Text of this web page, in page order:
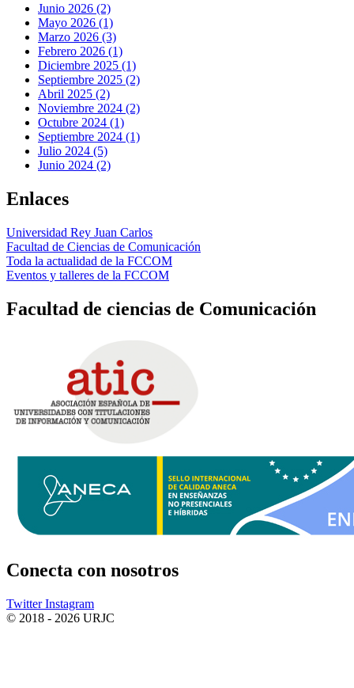
Junio 2026 (2)
Mayo 2026 (1)
Marzo 2026 (3)
Febrero 2026 (1)
Diciembre 2025 (1)
Septiembre 2025 (2)
Abril 2025 (2)
Noviembre 2024 (2)
Octubre 2024 (1)
Septiembre 2024 (1)
Julio 2024 (5)
Junio 2024 (2)
Enlaces
Universidad Rey Juan Carlos
Facultad de Ciencias de Comunicación
Toda la actualidad de la FCCOM
Eventos y talleres de la FCCOM
Facultad de ciencias de Comunicación
Conecta con nosotros
Twitter Instagram
© 2018 - 2026 URJC